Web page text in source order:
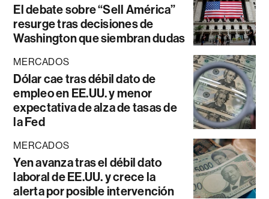
El debate sobre “Sell América”
resurge tras decisiones de
Washington que siembran dudas
MERCADOS
Dólar cae tras débil dato de
empleo en EE.UU. y menor
expectativa de alza de tasas de
la Fed
MERCADOS
Yen avanza tras el débil dato
laboral de EE.UU. y crece la
alerta por posible intervención